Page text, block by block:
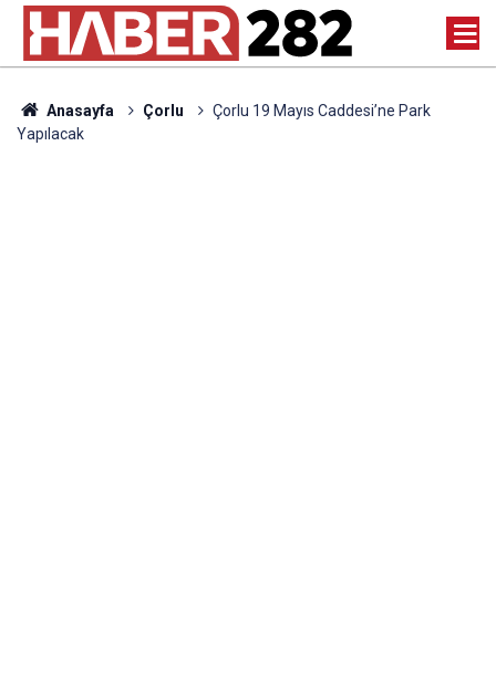
Anasayfa Çorlu
Çorlu 19 Mayıs Caddesi’ne Park
Yapılacak